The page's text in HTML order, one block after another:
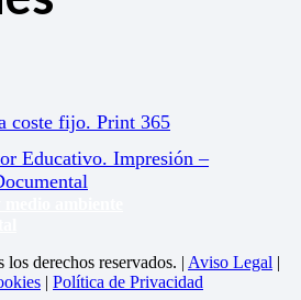
coste fijo. Print 365
Educativo. Impresión –
derechos reservados. | Aviso Legal |
| Política de Privacidad